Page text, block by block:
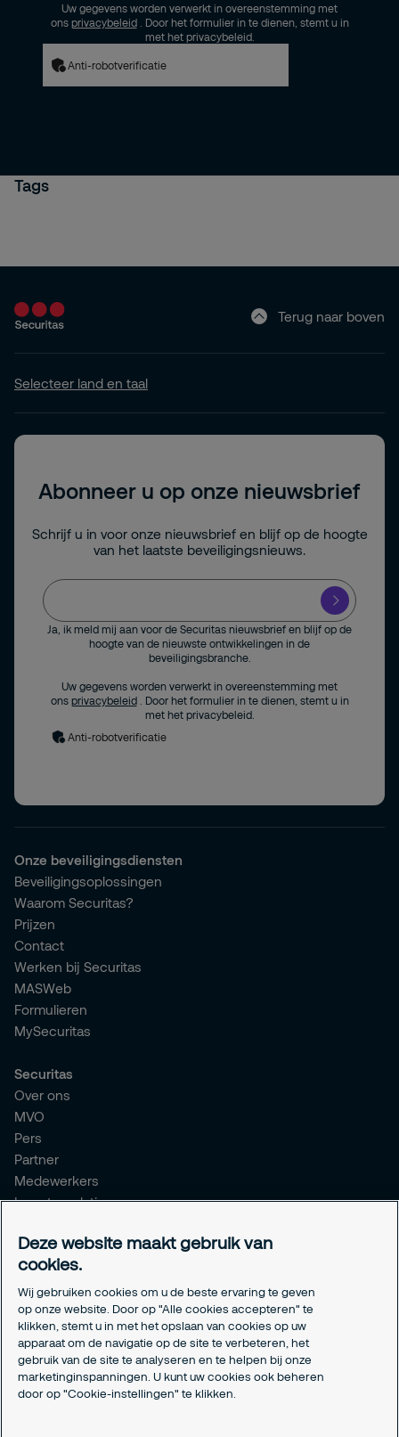
Uw gegevens worden verwerkt in overeenstemming met
ons privacybeleid
. Door het formulier in te dienen, stemt u in
met het privacybeleid.
Anti-robotverificatie
Tags
Terug naar boven
Selecteer land en taal
Abonneer u op onze nieuwsbrief
Schrijf u in voor onze nieuwsbrief en blijf op de hoogte
van het laatste beveiligingsnieuws.
Ja, ik meld mij aan voor de Securitas nieuwsbrief en blijf op de
hoogte van de nieuwste ontwikkelingen in de
beveiligingsbranche.
Uw gegevens worden verwerkt in overeenstemming met
ons privacybeleid
. Door het formulier in te dienen, stemt u in
met het privacybeleid.
Anti-robotverificatie
Onze beveiligingsdiensten
Beveiligingsoplossingen
Waarom Securitas?
Prijzen
Contact
Werken bij Securitas
MASWeb
Formulieren
MySecuritas
Securitas
Over ons
MVO
Pers
Partner
Medewerkers
Investor relations
Certificeringen
Aanmeldformulieren installatiepartners
Juridisch
Privacyverklaring
Algemene voorwaarden
Responsible disclosure
Cookie-instellingen
Deze website maakt gebruik van
cookies.
Wij gebruiken cookies om u de beste ervaring te geven
op onze website. Door op "Alle cookies accepteren" te
klikken, stemt u in met het opslaan van cookies op uw
apparaat om de navigatie op de site te verbeteren, het
gebruik van de site te analyseren en te helpen bij onze
marketinginspanningen. U kunt uw cookies ook beheren
door op "Cookie-instellingen" te klikken.